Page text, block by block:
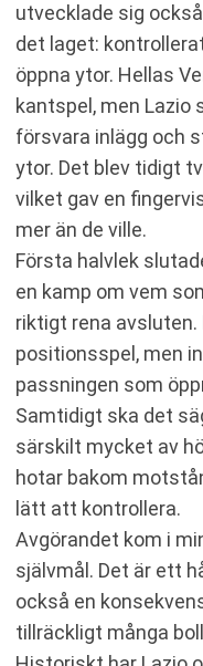
utvecklade sig
det laget:
öppna ytor. Hellas
kantspel, men Lazio
försvara inlägg och
ytor. Det blev tidigt
vilket gav en
mer än de ville.
Första halvlek
en kamp om vem
riktigt rena
positionsspel, men
passningen som
Samtidigt ska det
särskilt mycket av
hotar bakom
lätt att kontrollera.
Avgörandet kom i
självmål. Det är ett
också en
tillräckligt många